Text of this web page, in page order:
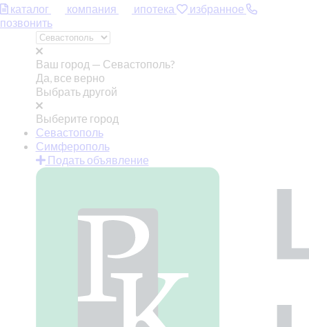
каталог компания ипотека
избранное
позвонить
Ваш город — Севастополь?
Да, все верно
Выбрать другой
Выберите город
Севастополь
Симферополь
Подать объявление